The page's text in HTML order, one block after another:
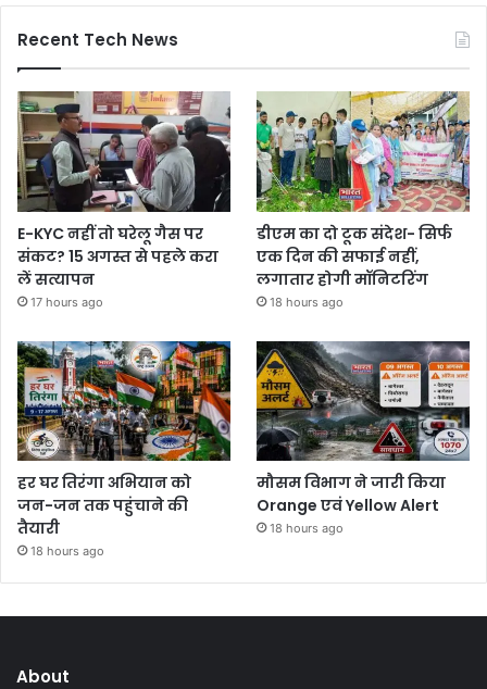
Recent Tech News
E-KYC नहीं तो घरेलू गैस पर
संकट? 15 अगस्त से पहले करा
लें सत्यापन
17 hours ago
डीएम का दो टूक संदेश- सिर्फ
एक दिन की सफाई नहीं,
लगातार होगी मॉनिटरिंग
18 hours ago
हर घर तिरंगा अभियान को
जन-जन तक पहुंचाने की
तैयारी
18 hours ago
मौसम विभाग ने जारी किया
Orange एवं Yellow Alert
18 hours ago
About